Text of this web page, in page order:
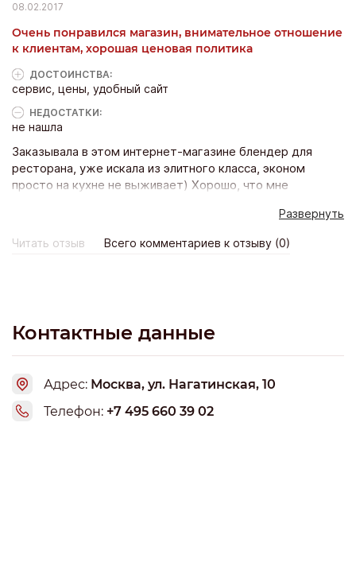
08.02.2017
Очень понравился магазин, внимательное отношение
к клиентам, хорошая ценовая политика
ДОСТОИНCТВА:
сервис, цены, удобный сайт
НЕДОСТАТКИ:
не нашла
Заказывала в этом интернет-магазине блендер для
ресторана, уже искала из элитного класса, эконом
просто на кухне не выживает) Хорошо, что мне
фирмы Китчен. Мои повара оценили, очень удобный и
практичный. Доставили бесплатно, рассчиталась картой.
Спасибо курьеру, что дождался меня (компенсировала
Развернуть
Читать отзыв Всего комментариев к отзыву (0)
Контактные данные
Адрес: Москва, ул. Нагатинская, 10
Телефон: +7 495 660 39 02